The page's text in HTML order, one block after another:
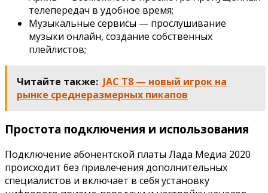
телепередач в удобное время;
Музыкальные сервисы — прослушивание
музыки онлайн, создание собственных
плейлистов;
Читайте также: JAC T8 — новый игрок на
рынке среднеразмерных пикапов
Простота подключения и использования
Подключение абонентской платы Лада Медиа 2020
происходит без привлечения дополнительных
специалистов и включает в себя установку